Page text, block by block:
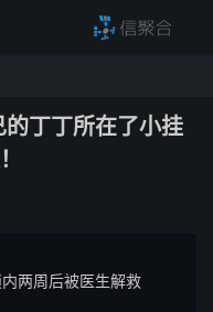
丁丁所在了小挂
两周后被医生解救